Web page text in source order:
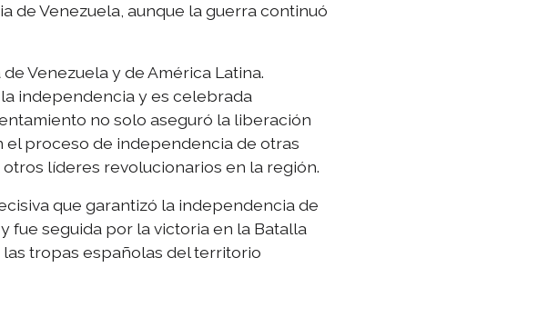
de Venezuela, aunque la guerra continuó
Venezuela y de América Latina.
independencia y es celebrada
no solo aseguró la liberación
el proceso de independencia de otras
líderes revolucionarios en la región.
que garantizó la independencia de
fue seguida por la victoria en la Batalla
tropas españolas del territorio